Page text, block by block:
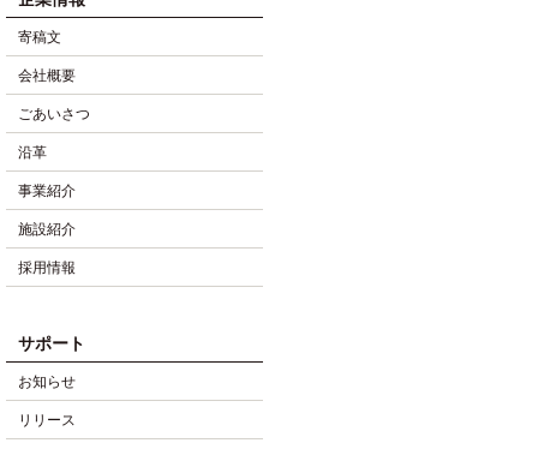
寄稿文
会社概要
ごあいさつ
沿革
事業紹介
施設紹介
採用情報
サポート
お知らせ
リリース